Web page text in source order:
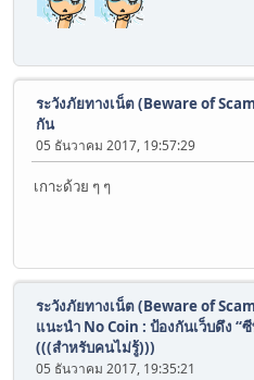
ระวังภัยทางเน็ต (Beware of
กัน
05 ธันวาคม 2017, 19:57:29
เกาะด้วย ๆ ๆ
ระวังภัยทางเน็ต (Beware of
แนะนำ No Coin : ป้องกันเว็บดึง “
(((สำหรับคนไม่รู้)))
05 ธันวาคม 2017, 19:35:21